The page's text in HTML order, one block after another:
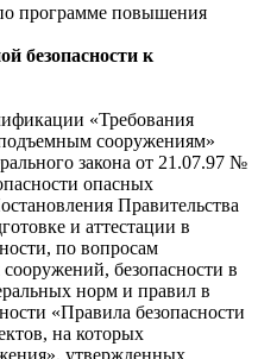
повышения
безопасности к
«Требования
сооружениям»
закона от 21.07.97 №
опасных
Правительства
и аттестации в
по вопросам
безопасности в
норм и правил в
«Правила безопасности
на которых
утвержденных